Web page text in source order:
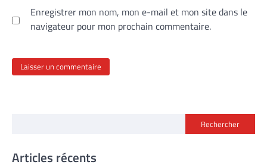
Enregistrer mon nom, mon e-mail et mon site dans le
navigateur pour mon prochain commentaire.
Rechercher
Articles récents